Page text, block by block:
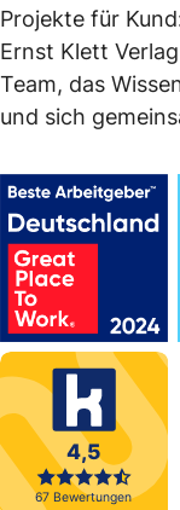
Projekte für
Ernst Klett
Team, das
und sich